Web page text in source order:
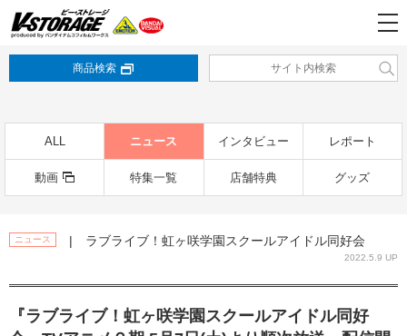
商品検索
ALL ニュース インタビュー レポート
動画 特集一覧 店舗特典 グッズ
ニュース | ラブライブ！虹ヶ咲学園スクールアイドル同好会
2022.5.9 UP
『ラブライブ！虹ヶ咲学園スクールアイドル同好